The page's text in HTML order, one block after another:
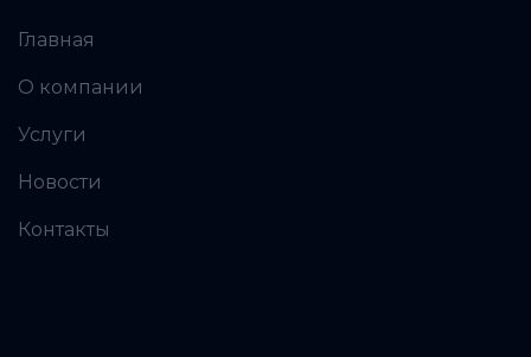
Главная
О компании
Услуги
Новости
Контакты